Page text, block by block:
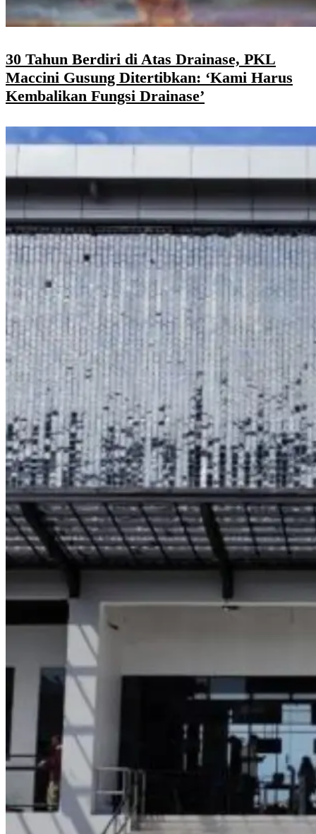
30 Tahun Berdiri di Atas Drainase, PKL
Maccini Gusung Ditertibkan: ‘Kami Harus
Kembalikan Fungsi Drainase’